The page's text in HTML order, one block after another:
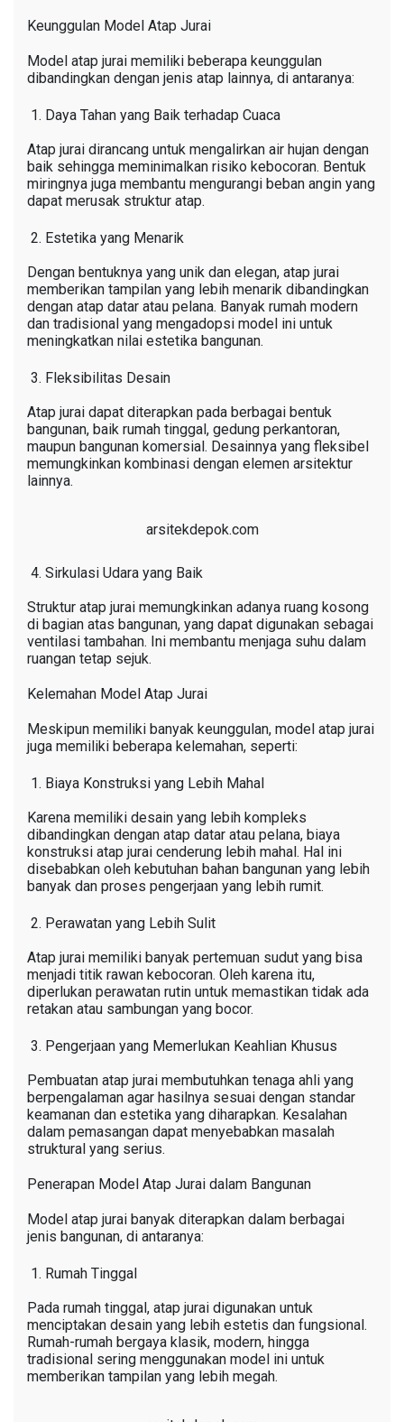
Keunggulan Model Atap Jurai
Model atap jurai memiliki beberapa keunggulan
dibandingkan dengan jenis atap lainnya, di antaranya:
Daya Tahan yang Baik terhadap Cuaca
Atap jurai dirancang untuk mengalirkan air hujan dengan
baik sehingga meminimalkan risiko kebocoran. Bentuk
miringnya juga membantu mengurangi beban angin yang
dapat merusak struktur atap.
Estetika yang Menarik
Dengan bentuknya yang unik dan elegan, atap jurai
memberikan tampilan yang lebih menarik dibandingkan
dengan atap datar atau pelana. Banyak rumah modern
dan tradisional yang mengadopsi model ini untuk
meningkatkan nilai estetika bangunan.
Fleksibilitas Desain
Atap jurai dapat diterapkan pada berbagai bentuk
bangunan, baik rumah tinggal, gedung perkantoran,
maupun bangunan komersial. Desainnya yang fleksibel
memungkinkan kombinasi dengan elemen arsitektur
lainnya.
arsitekdepok.com
Sirkulasi Udara yang Baik
Struktur atap jurai memungkinkan adanya ruang kosong
di bagian atas bangunan, yang dapat digunakan sebagai
ventilasi tambahan. Ini membantu menjaga suhu dalam
ruangan tetap sejuk.
Kelemahan Model Atap Jurai
Meskipun memiliki banyak keunggulan, model atap jurai
juga memiliki beberapa kelemahan, seperti:
Biaya Konstruksi yang Lebih Mahal
Karena memiliki desain yang lebih kompleks
dibandingkan dengan atap datar atau pelana, biaya
konstruksi atap jurai cenderung lebih mahal. Hal ini
disebabkan oleh kebutuhan bahan bangunan yang lebih
banyak dan proses pengerjaan yang lebih rumit.
Perawatan yang Lebih Sulit
Atap jurai memiliki banyak pertemuan sudut yang bisa
menjadi titik rawan kebocoran. Oleh karena itu,
diperlukan perawatan rutin untuk memastikan tidak ada
retakan atau sambungan yang bocor.
Pengerjaan yang Memerlukan Keahlian Khusus
Pembuatan atap jurai membutuhkan tenaga ahli yang
berpengalaman agar hasilnya sesuai dengan standar
keamanan dan estetika yang diharapkan. Kesalahan
dalam pemasangan dapat menyebabkan masalah
struktural yang serius.
Penerapan Model Atap Jurai dalam Bangunan
Model atap jurai banyak diterapkan dalam berbagai
jenis bangunan, di antaranya:
Rumah Tinggal
Pada rumah tinggal, atap jurai digunakan untuk
menciptakan desain yang lebih estetis dan fungsional.
Rumah-rumah bergaya klasik, modern, hingga
tradisional sering menggunakan model ini untuk
memberikan tampilan yang lebih megah.